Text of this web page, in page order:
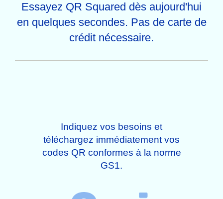
Essayez QR Squared dès aujourd'hui
en quelques secondes. Pas de carte de
crédit nécessaire.
Indiquez vos besoins et
téléchargez immédiatement vos
codes QR conformes à la norme
GS1.